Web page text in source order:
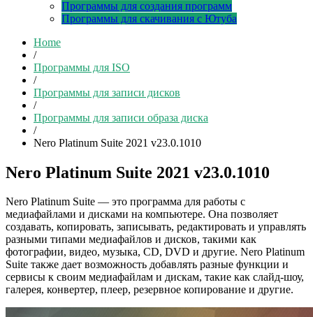
Программы для создания программ
Программы для скачивания с Ютуба
Home
/
Программы для ISO
/
Программы для записи дисков
/
Программы для записи образа диска
/
Nero Platinum Suite 2021 v23.0.1010
Nero Platinum Suite 2021 v23.0.1010
Nero Platinum Suite — это программа для работы с
медиафайлами и дисками на компьютере. Она позволяет
создавать, копировать, записывать, редактировать и управлять
разными типами медиафайлов и дисков, такими как
фотографии, видео, музыка, CD, DVD и другие. Nero Platinum
Suite также дает возможность добавлять разные функции и
сервисы к своим медиафайлам и дискам, такие как слайд-шоу,
галерея, конвертер, плеер, резервное копирование и другие.